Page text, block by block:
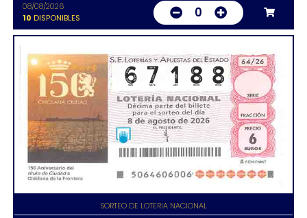
08/08/2026
10 DISPONIBLES 0
SORTEO DE LOTERIA NACIONAL